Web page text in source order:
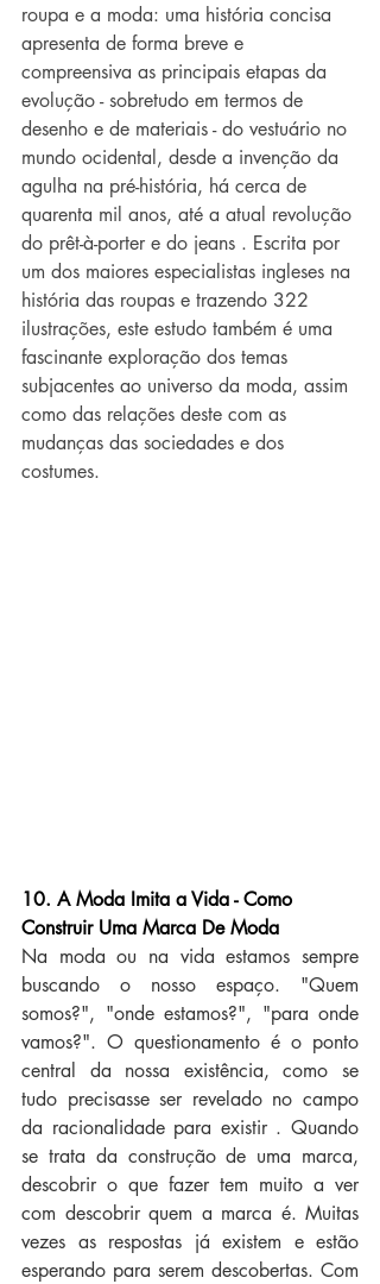
roupa e a moda: uma história concisa
apresenta de forma breve e
compreensiva as principais etapas da
evolução - sobretudo em termos de
desenho e de materiais - do vestuário no
mundo ocidental, desde a invenção da
agulha na pré-história, há cerca de
quarenta mil anos, até a atual revolução
do prêt-à-porter e do jeans . Escrita por
um dos maiores especialistas ingleses na
história das roupas e trazendo 322
ilustrações, este estudo também é uma
fascinante exploração dos temas
subjacentes ao universo da moda, assim
como das relações deste com as
mudanças das sociedades e dos
costumes.
10. A Moda Imita a Vida - Como
Construir Uma Marca De Moda
Na moda ou na vida estamos sempre
buscando o nosso espaço. "Quem
somos?", "onde estamos?", "para onde
vamos?". O questionamento é o ponto
central da nossa existência, como se
tudo precisasse ser revelado no campo
da racionalidade para existir . Quando
se trata da construção de uma marca,
descobrir o que fazer tem muito a ver
com descobrir quem a marca é. Muitas
vezes as respostas já existem e estão
esperando para serem descobertas. Com